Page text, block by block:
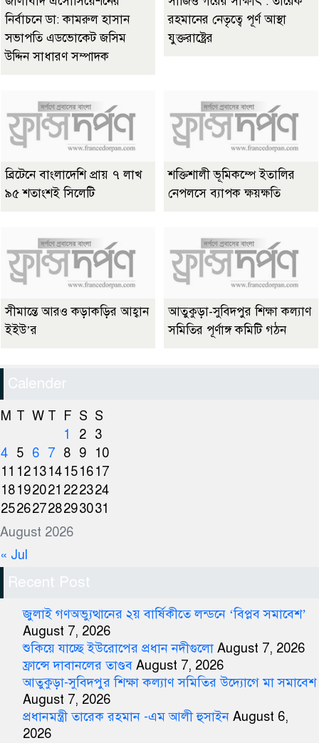
নির্বাচনে ডা: কামরুল হাসান
সভাপতি এডভোকেট জসিম
উদ্দিন সাধারণ সম্পাদক
রহমানের নেতৃত্বে পূর্ণ আস্থা
যুক্তরাষ্ট্রের
ব্রিটেনে বাংলাদেশি প্রায় ৭ লাখ
৯৫ শতাংশই সিলেটি
শক্তিশালী ভূমিকম্পে ইতালির
নেপলসে ব্যাপক ক্ষয়ক্ষতি
সীমান্তে আরও কড়াকড়ির আহ্বান
ইইউ’র
আতুকুড়া-সুবিদপুর শিক্ষা কল্যাণ
সমিতির পূর্ণাঙ্গ কমিটি গঠন
Calender
August 2026
M T W T F S S
1
2 3
4 5 6 7 8 9
10
11 121314151617
18192021 222324
25262728293031
« Jul
Recent Post
জুলাই গণঅভ্যুত্থানের ২য় বার্ষিকীতে লন্ডনে ‘বিপ্লব সমাবেশ’
August 7, 2026
শুকিয়ে যাচ্ছে ইউরোপের প্রধান নদীগুলো August 7, 2026
ফ্রান্সে দাবানলের তাণ্ডব August 7, 2026
আতুকুড়া-সুবিদপুর শিক্ষা কল্যাণ সমিতির উদ্যোগে মা সমাবেশ
August 7, 2026
প্রধানমন্ত্রী তারেক রহমান -এম আলী হুসাইন August 6,
2026